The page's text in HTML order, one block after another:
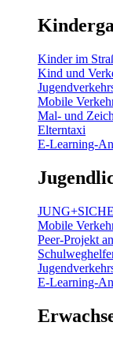
Kinder im
Kind und
Mobile
Mal- und
Elterntaxi
E-Learning-
Mobile
Peer-Projekt
E-Learning-